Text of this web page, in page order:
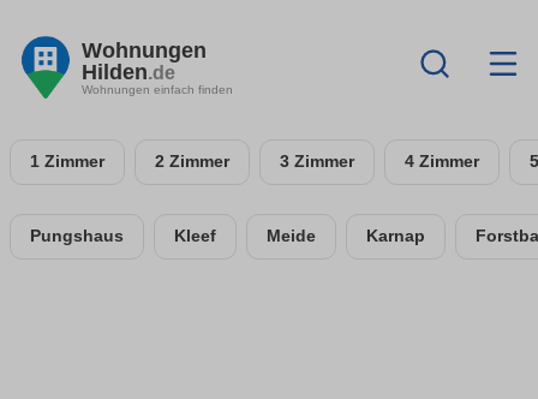
Wohnungen
Hilden.de
Wohnungen einfach finden
1 Zimmer 2 Zimmer 3 Zimmer 4 Zimmer
Pungshaus Kleef Meide Karnap